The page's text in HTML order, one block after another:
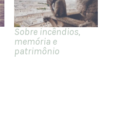
Sobre incêndios,
memória e
patrimônio